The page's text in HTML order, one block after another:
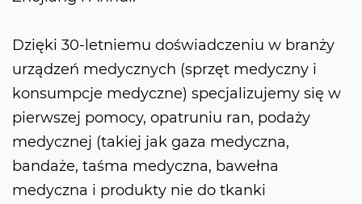
Dzięki 30-letniemu doświadczeniu w branży
urządzeń medycznych (sprzęt medyczny i
konsumpcje medyczne) specjalizujemy się w
pierwszej pomocy, opatruniu ran, podaży
medycznej (takiej jak gaza medyczna,
bandaże, taśma medyczna, bawełna
medyczna i produkty nie do tkanki